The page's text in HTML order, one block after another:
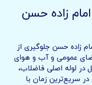
زاده حسن
زاده حسن جلوگیری از
عمومی و آب و هوای
در لوله اصلی فاضلاب،
سریع‌ترین زمان با